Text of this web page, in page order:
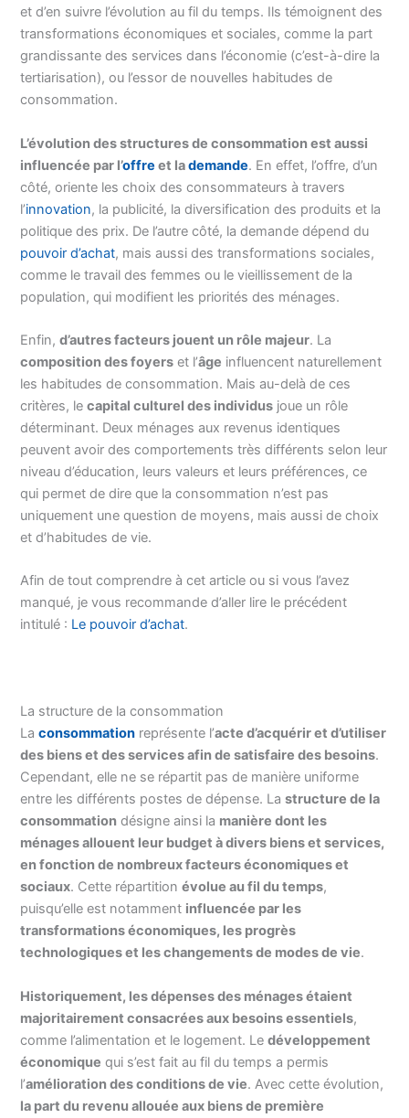
et d’en suivre l’évolution au fil du temps. Ils témoignent des
transformations économiques et sociales, comme la part
grandissante des services dans l’économie (c’est-à-dire la
tertiarisation), ou l’essor de nouvelles habitudes de
consommation.
L’évolution des structures de consommation est aussi
influencée par l’offre et lademande. En effet, l’offre, d’un
côté, oriente les choix des consommateurs à travers
l’innovation, la publicité, la diversification des produits et la
politique des prix. De l’autre côté, la demande dépend du
pouvoir d’achat, mais aussi des transformations sociales,
comme le travail des femmes ou le vieillissement de la
population, qui modifient les priorités des ménages.
Enfin,d’autres facteurs jouent un rôle majeur. La
composition des foyers et l’âge influencent naturellement
les habitudes de consommation. Mais au-delà de ces
critères, lecapital culturel des individus joue un rôle
déterminant. Deux ménages aux revenus identiques
peuvent avoir des comportements très différents selon leur
niveau d’éducation, leurs valeurs et leurs préférences, ce
qui permet de dire que la consommation n’est pas
uniquement une question de moyens, mais aussi de choix
et d’habitudes de vie.
Afin de tout comprendre à cet article ou si vous l’avez
manqué, je vous recommande d’aller lire le précédent
intitulé : Le pouvoir d’achat.
La structure de la consommation
Laconsommation représente l’acte d’acquérir et d’utiliser
des biens et des services afin de satisfaire des besoins.
Cependant, elle ne se répartit pas de manière uniforme
entre les différents postes de dépense. Lastructure de la
consommation désigne ainsi la manière dont les
ménages allouent leur budget à divers biens et services,
en fonction de nombreux facteurs économiques et
sociaux. Cette répartitionévolue au fil du temps,
puisqu’elle est notamment influencée par les
transformations économiques, les progrès
technologiques et les changements de modes de vie.
Historiquement, les dépenses des ménages étaient
majoritairement consacrées aux besoins essentiels,
comme l’alimentation et le logement. Ledéveloppement
économique qui s’est fait au fil du temps a permis
l’amélioration des conditions de vie. Avec cette évolution,
la part du revenu allouée aux biens de première